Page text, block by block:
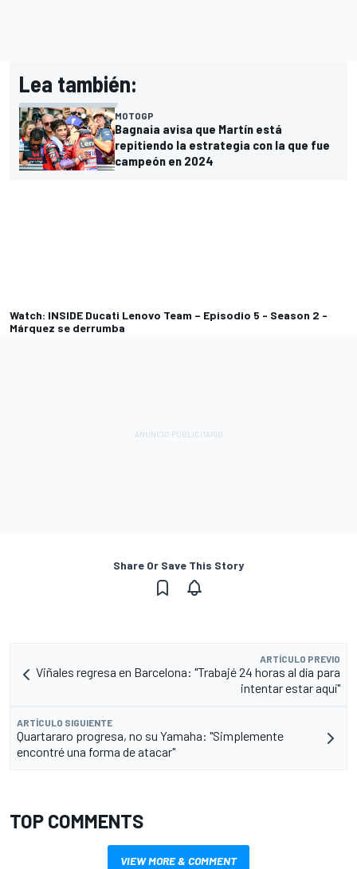
Lea también:
MOTOGP
Bagnaia avisa que Martín está
repitiendo la estrategia con la que fue
campeón en 2024
Watch: INSIDE Ducati Lenovo Team – Episodio 5 - Season 2 -
Márquez se derrumba
Share Or Save This Story
ARTÍCULO PREVIO
Viñales regresa en Barcelona: "Trabajé 24 horas al día para
intentar estar aquí"
ARTÍCULO SIGUIENTE
Quartararo progresa, no su Yamaha: "Simplemente
encontré una forma de atacar"
TOP COMMENTS
VIEW MORE & COMMENT